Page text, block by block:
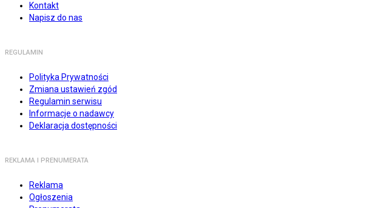
Kontakt
Napisz do nas
REGULAMIN
Polityka Prywatności
Zmiana ustawień zgód
Regulamin serwisu
Informacje o nadawcy
Deklaracja dostępności
REKLAMA I PRENUMERATA
Reklama
Ogłoszenia